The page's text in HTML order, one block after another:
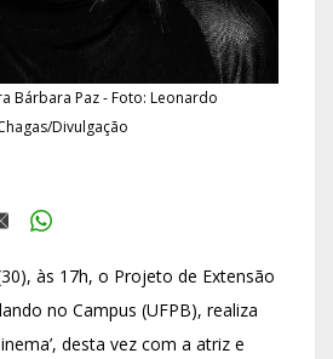
Bárbara Paz - Foto: Leonardo
Divulgação
às 17h, o Projeto de Extensão
no Campus (UFPB), realiza
desta vez com a atriz e